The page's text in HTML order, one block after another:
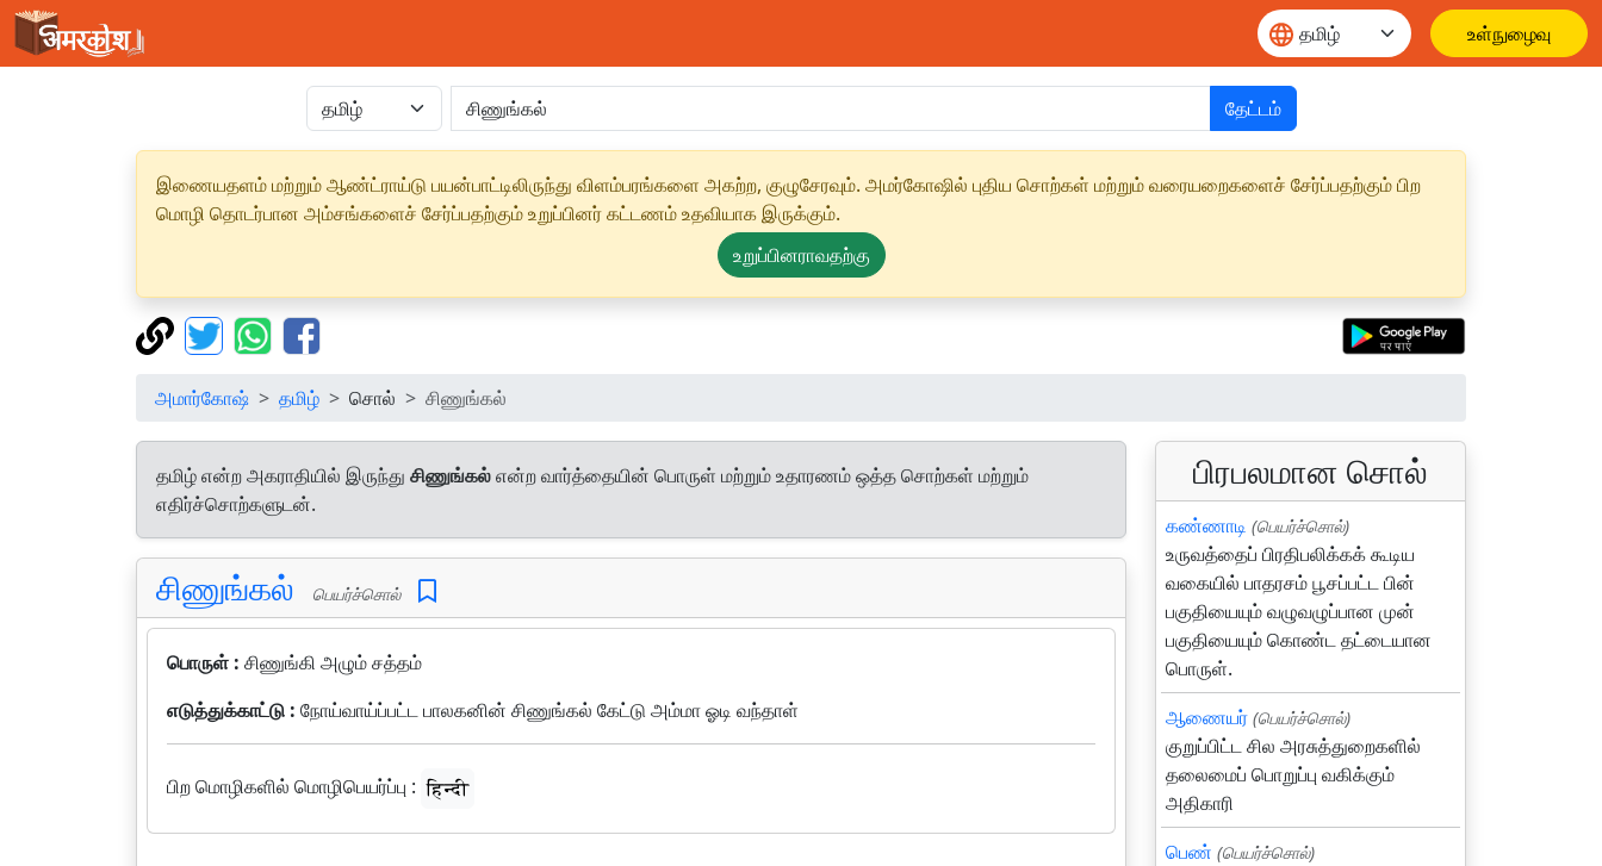
உள்நுழைவு
தேட்டம்
இணையதளம் மற்றும் ஆண்ட்ராய்டு பயன்பாட்டிலிருந்து விளம்பரங்களை அகற்ற, குழுசேரவும். அமர்கோஷில் புதிய சொற்கள் மற்றும் வரையறைகளைச் சேர்ப்பதற்கும் பிற
மொழி தொடர்பான அம்சங்களைச் சேர்ப்பதற்கும் உறுப்பினர் கட்டணம் உதவியாக இருக்கும்.
உறுப்பினராவதற்கு
அமார்கோஷ் தமிழ் சொல் சிணுங்கல்
தமிழ் என்ற அகராதியில் இருந்து சிணுங்கல்என்ற வார்த்தையின் பொருள் மற்றும் உதாரணம் ஒத்த சொற்கள் மற்றும்
எதிர்ச்சொற்களுடன்.
சிணுங்கல் பெயர்ச்சொல்
பொருள் : சிணுங்கி அழும் சத்தம்
எடுத்துக்காட்டு : நோய்வாய்ப்பட்ட பாலகனின் சிணுங்கல் கேட்டு அம்மா ஓடி வந்தாள்
பிற மொழிகளில் மொழிபெயர்ப்பு : हिन्दी
பிரபலமான சொல்
கண்ணாடி (பெயர்ச்சொல்)
உருவத்தைப் பிரதிபலிக்கக் கூடிய
வகையில் பாதரசம் பூசப்பட்ட பின்
பகுதியையும் வழுவழுப்பான முன்
பகுதியையும் கொண்ட தட்டையான
பொருள்.
ஆணையர் (பெயர்ச்சொல்)
குறுப்பிட்ட சில அரசுத்துறைகளில்
தலைமைப் பொறுப்பு வகிக்கும்
அதிகாரி
பெண் (பெயர்ச்சொல்)